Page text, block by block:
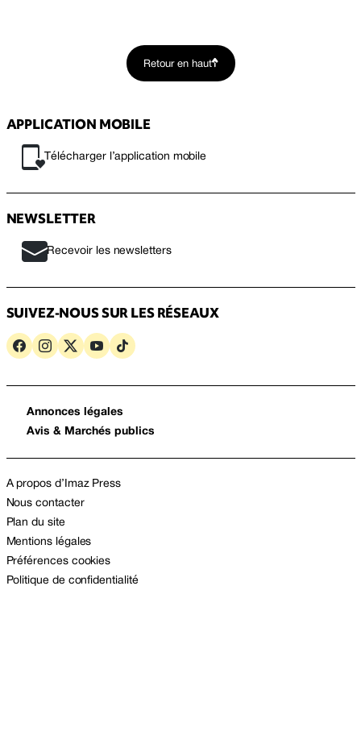
Retour en haut
APPLICATION MOBILE
Télécharger l’application mobile
NEWSLETTER
Recevoir les newsletters
SUIVEZ-NOUS SUR LES RÉSEAUX
Annonces légales
Avis & Marchés publics
A propos d’Imaz Press
Nous contacter
Plan du site
Mentions légales
Préférences cookies
Politique de confidentialité